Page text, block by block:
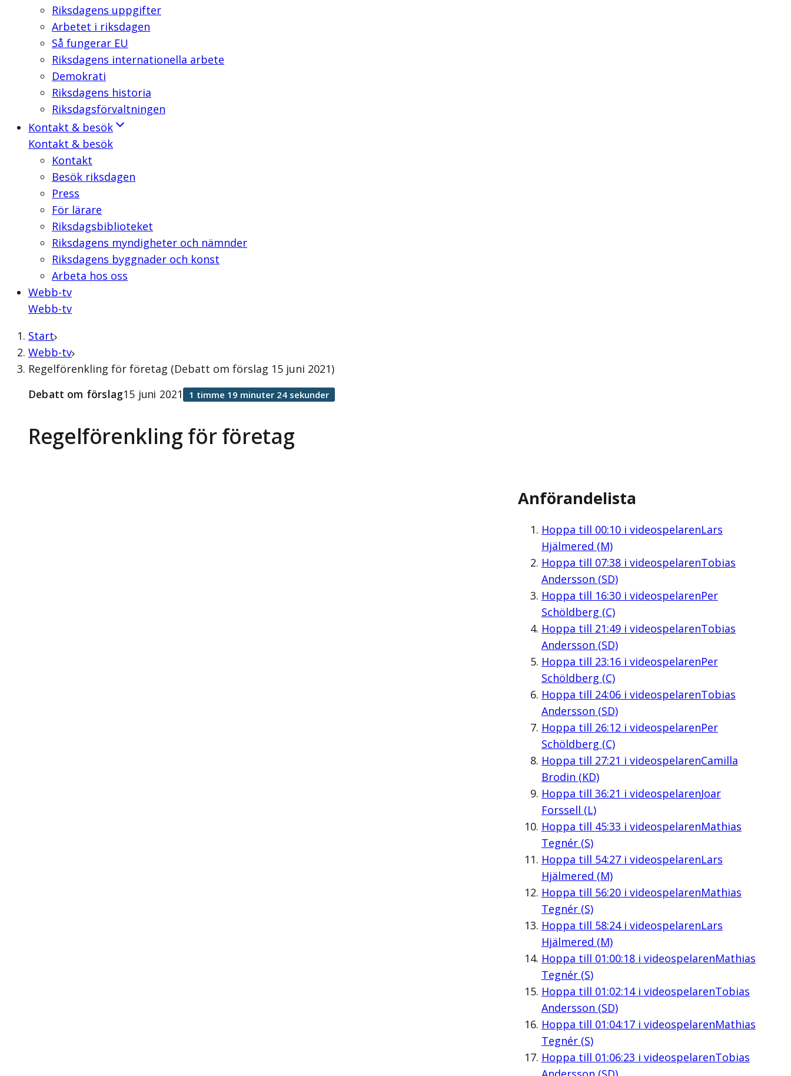
Riksdagens uppgifter
Arbetet i riksdagen
Så fungerar EU
Riksdagens internationella arbete
Demokrati
Riksdagens historia
Riksdagsförvaltningen
Kontakt & besök
Kontakt & besök
Kontakt
Besök riksdagen
Press
För lärare
Riksdagsbiblioteket
Riksdagens myndigheter och nämnder
Riksdagens byggnader och konst
Arbeta hos oss
Webb-tv
Webb-tv
Start
Webb-tv
Regelförenkling för företag (Debatt om förslag 15 juni 2021)
Regelförenkling för företag
Debatt om förslag15 juni 2021 1 timme 19 minuter 24 sekunder
Anförandelista
Hoppa till 00:10i videospelarenLars
Hjälmered (M)
Hoppa till 07:38i videospelarenTobias
Andersson (SD)
Hoppa till 16:30i videospelarenPer
Schöldberg (C)
Hoppa till 21:49i videospelarenTobias
Andersson (SD)
Hoppa till 23:16i videospelarenPer
Schöldberg (C)
Hoppa till 24:06i videospelarenTobias
Andersson (SD)
Hoppa till 26:12 i videospelarenPer
Schöldberg (C)
Hoppa till 27:21 i videospelarenCamilla
Brodin (KD)
Hoppa till 36:21 i videospelarenJoar
Forssell (L)
Hoppa till 45:33 i videospelarenMathias
Tegnér (S)
Hoppa till 54:27i videospelarenLars
Hjälmered (M)
Hoppa till 56:20i videospelarenMathias
Tegnér (S)
Hoppa till 58:24i videospelarenLars
Hjälmered (M)
Hoppa till 01:00:18i videospelarenMathias
Tegnér (S)
Hoppa till 01:02:14i videospelarenTobias
Andersson (SD)
Hoppa till 01:04:17i videospelarenMathias
Tegnér (S)
Hoppa till 01:06:23 i videospelarenTobias